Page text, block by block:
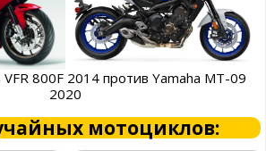
800F 2014 против Yamaha MT-09
2020
мотоциклов: